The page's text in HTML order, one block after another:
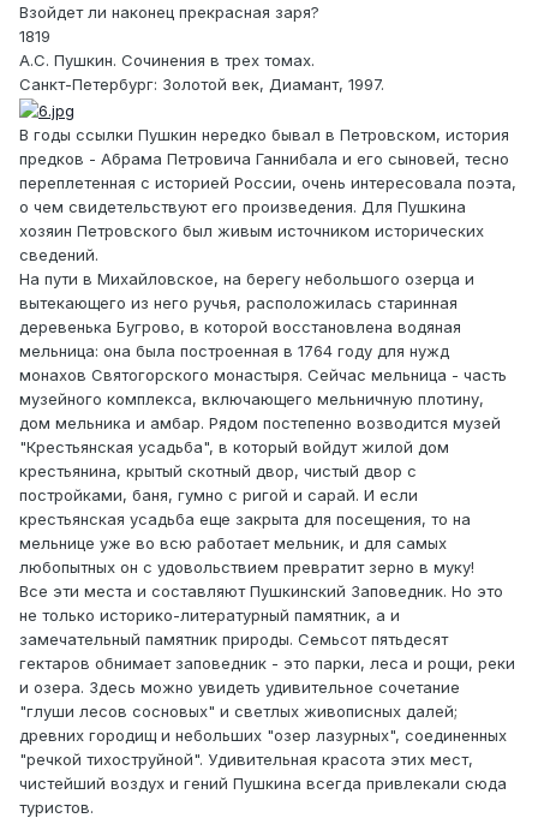
Взойдет ли наконец прекрасная заря?
1819
А.С. Пушкин. Сочинения в трех томах.
Санкт-Петербург: Золотой век, Диамант, 1997.
В годы ссылки Пушкин нередко бывал в Петровском, история
предков - Абрама Петровича Ганнибала и его сыновей, тесно
переплетенная с историей России, очень интересовала поэта,
о чем свидетельствуют его произведения. Для Пушкина
хозяин Петровского был живым источником исторических
сведений.
На пути в Михайловское, на берегу небольшого озерца и
вытекающего из него ручья, расположилась старинная
деревенька Бугрово, в которой восстановлена водяная
мельница: она была построенная в 1764 году для нужд
монахов Святогорского монастыря. Сейчас мельница - часть
музейного комплекса, включающего мельничную плотину,
дом мельника и амбар. Рядом постепенно возводится музей
"Крестьянская усадьба", в который войдут жилой дом
крестьянина, крытый скотный двор, чистый двор с
постройками, баня, гумно с ригой и сарай. И если
крестьянская усадьба еще закрыта для посещения, то на
мельнице уже во всю работает мельник, и для самых
любопытных он с удовольствием превратит зерно в муку!
Все эти места и составляют Пушкинский Заповедник. Но это
не только историко-литературный памятник, а и
замечательный памятник природы. Семьсот пятьдесят
гектаров обнимает заповедник - это парки, леса и рощи, реки
и озера. Здесь можно увидеть удивительное сочетание
"глуши лесов сосновых" и светлых живописных далей;
древних городищ и небольших "озер лазурных", соединенных
"речкой тихоструйной". Удивительная красота этих мест,
чистейший воздух и гений Пушкина всегда привлекали сюда
туристов.